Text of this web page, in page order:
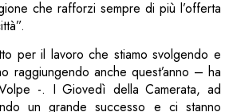
che rafforzi sempre di più l’offerta
per il lavoro che stiamo svolgendo e
raggiungendo anche quest’anno – ha
-. I Giovedì della Camerata, ad
un grande successo e ci stanno